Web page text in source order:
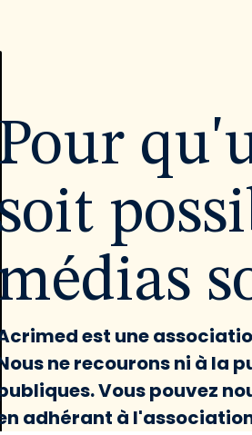
Pour
soit
est une
ne recourons ni à la
Vous pouvez
adhérant à